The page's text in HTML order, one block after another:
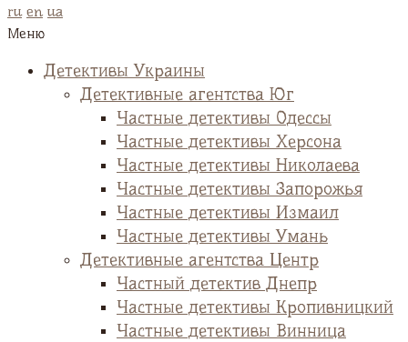
ru en ua
Меню
Детективы Украины
Детективные агентства Юг
Частные детективы Одессы
Частные детективы Херсона
Частные детективы Николаева
Частные детективы Запорожья
Частные детективы Измаил
Частные детективы Умань
Детективные агентства Центр
Частный детектив Днепр
Частные детективы Кропивницкий
Частные детективы Винница